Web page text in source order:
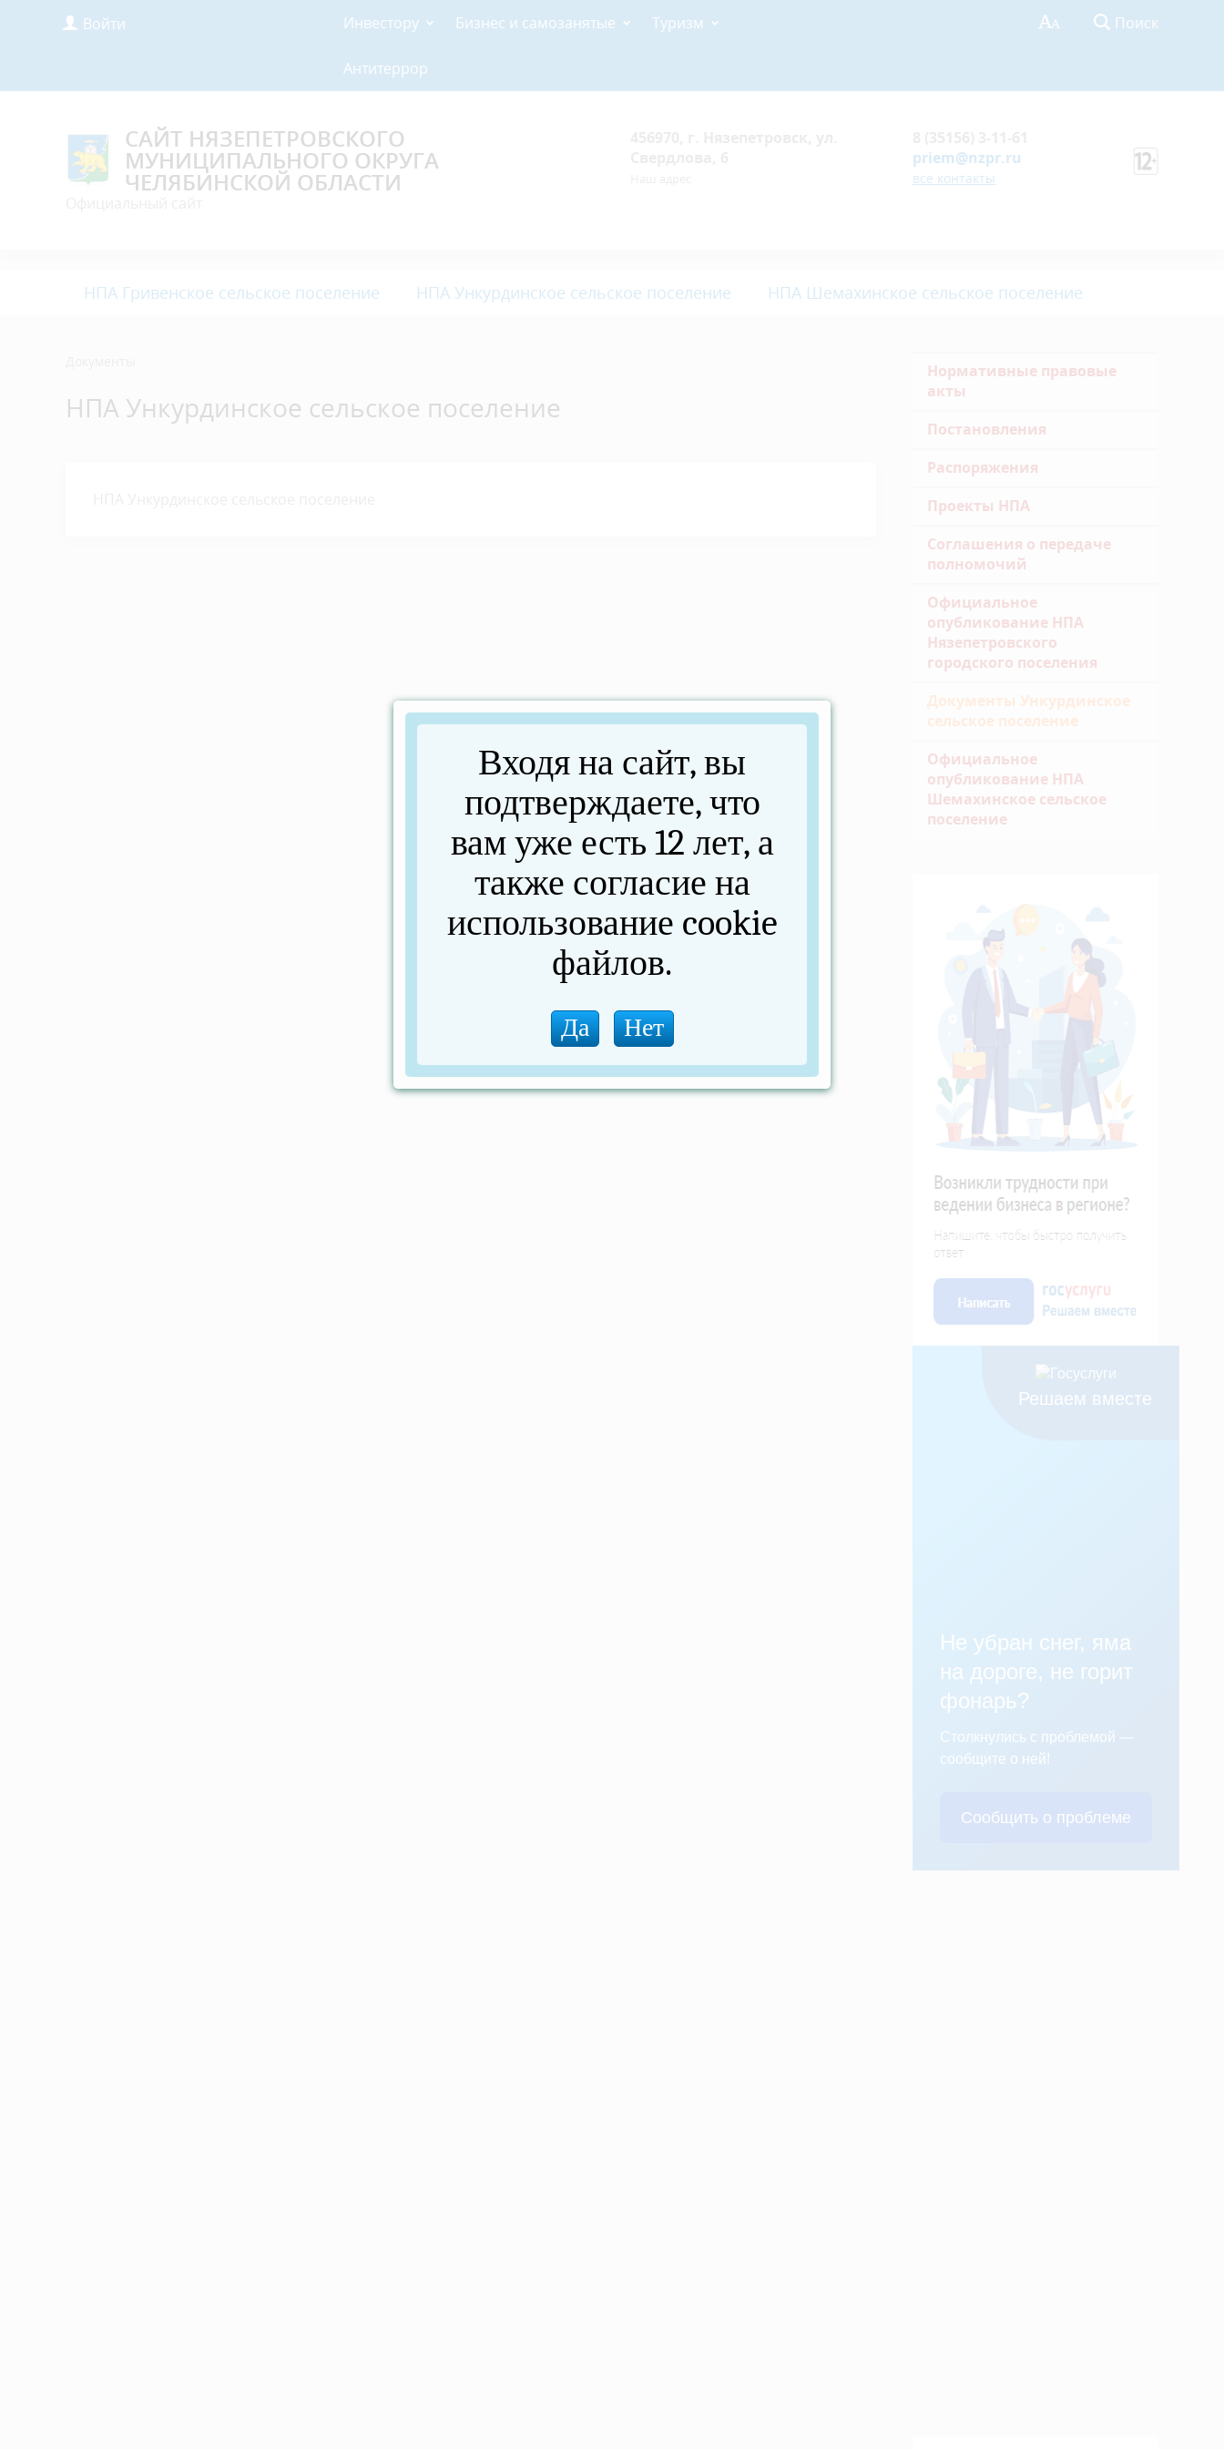
Войти Инвестору Бизнес и самозанятые Туризм
Антитеррор
Поиск
САЙТ НЯЗЕПЕТРОВСКОГО
МУНИЦИПАЛЬНОГО ОКРУГА
ЧЕЛЯБИНСКОЙ ОБЛАСТИ
priem@nzpr.ru
все контакты
НПА Гривенское сельское поселение НПА Ункурдинское сельское поселение НПА Шемахинское сельское поселение
НПА Ункурдинское сельское поселение
Нормативные правовые
акты
Постановления
Распоряжения
Проекты НПА
Соглашения о передаче
полномочий
Официальное
опубликование НПА
Нязепетровского
городского поселения
Документы Ункурдинское
сельское поселение
Официальное
опубликование НПА
Шемахинское сельское
поселение
Решаем вместе
Не убран снег, яма
на дороге, не горит
фонарь?
Столкнулись с проблемой —
сообщите о ней!
Сообщить о проблеме
Входя на сайт, вы
подтверждаете, что
вам уже есть 12 лет, а
также согласие на
использование cookie
файлов.